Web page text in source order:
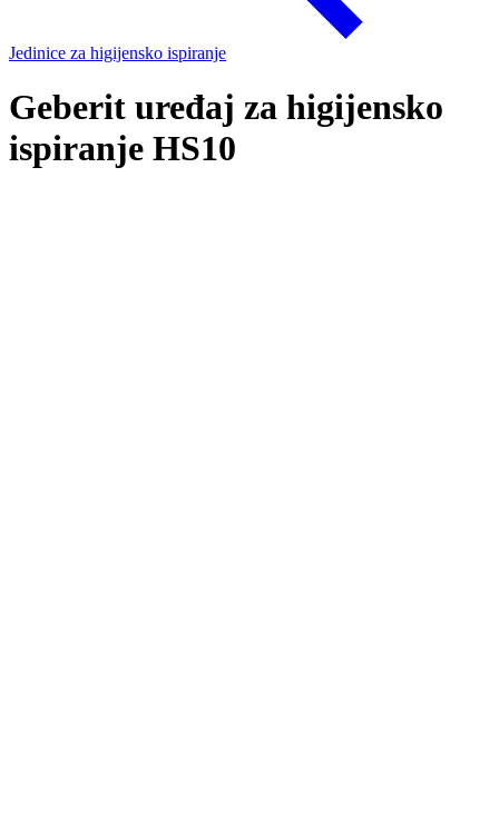
Jedinice za higijensko ispiranje
Geberit uređaj za higijensko
ispiranje HS10